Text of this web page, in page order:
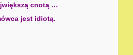
cnotą …
jest idiotą.